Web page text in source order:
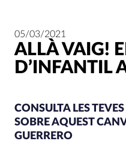
05/03/2021
ALLÀ VAIG!
D’INFANTIL
CONSULTA LES
SOBRE AQUEST
GUERRERO